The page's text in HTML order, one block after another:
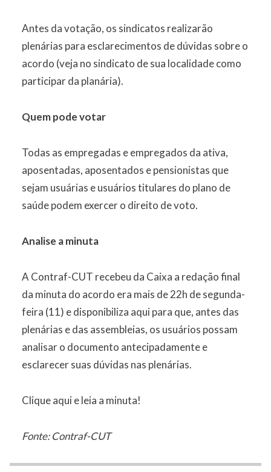
Antes da votação, os sindicatos realizarão
plenárias para esclarecimentos de dúvidas sobre o
acordo (veja no sindicato de sua localidade como
participar da planária).
Quem pode votar
Todas as empregadas e empregados da ativa,
aposentadas, aposentados e pensionistas que
sejam usuárias e usuários titulares do plano de
saúde podem exercer o direito de voto.
Analise a minuta
A Contraf-CUT recebeu da Caixa a redação final
da minuta do acordo era mais de 22h de segunda-
feira (11) e disponibiliza aqui para que, antes das
plenárias e das assembleias, os usuários possam
analisar o documento antecipadamente e
esclarecer suas dúvidas nas plenárias.
Clique aqui e leia a minuta!
Fonte: Contraf-CUT